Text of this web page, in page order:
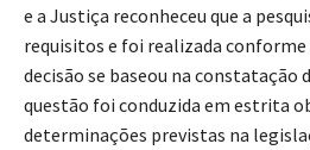
e a Justiça reconheceu que a
requisitos e foi realizada conforme
decisão se baseou na constatação
questão foi conduzida em estrita
determinações previstas na